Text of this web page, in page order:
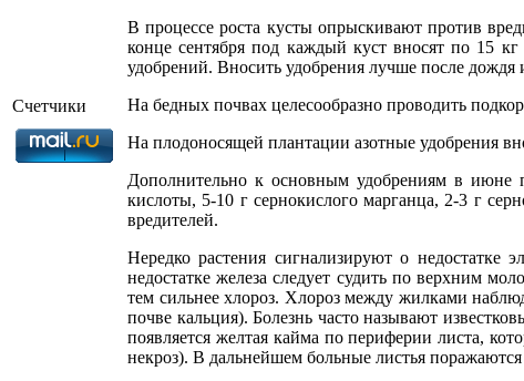
Счетчики
В процессе роста кусты опрыскивают против
конце сентября под каждый куст вносят по 15
удобрений. Вносить удобрения лучше после
На бедных почвах целесообразно проводить
На плодоносящей плантации азотные удобрения
Дополнительно к основным удобрениям в июне
кислоты, 5-10 г сернокислого марганца, 2-3 г
вредителей.
Нередко растения сигнализируют о
недостатке железа следует судить по верхним
тем сильнее хлороз. Хлороз между жилками
почве кальция). Болезнь часто назы­вают
появляется желтая кайма по периферии листа,
некроз). В дальней­шем больные листья